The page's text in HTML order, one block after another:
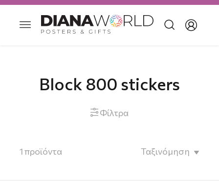
Block 800 stickers
 Φίλτρα
1προϊόντα Ταξινόμηση